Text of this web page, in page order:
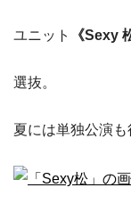
ユニット 《Sexy
選抜。
夏には単独公演